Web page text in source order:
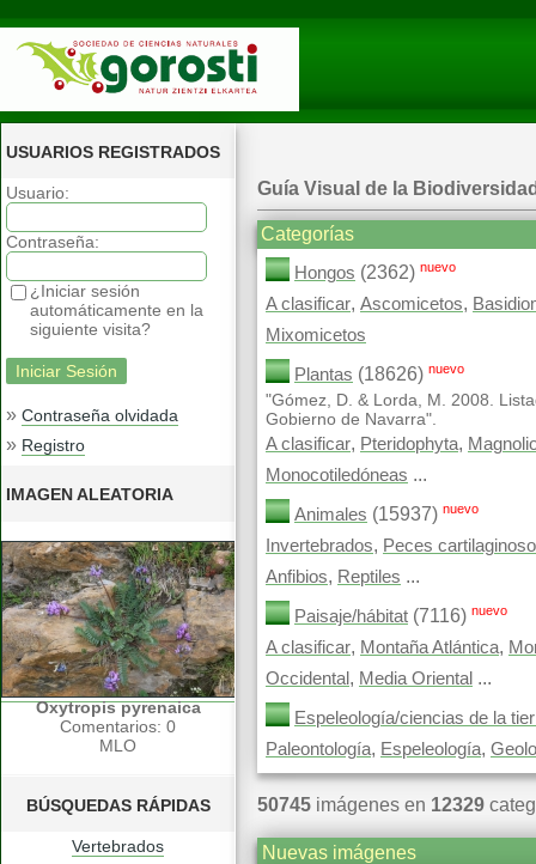
USUARIOS REGISTRADOS
Usuario:
Contraseña:
¿Iniciar sesión
automáticamente en la
siguiente visita?
» Contraseña olvidada
» Registro
IMAGEN ALEATORIA
Oxytropis pyrenaica
Comentarios: 0
MLO
BÚSQUEDAS RÁPIDAS
Vertebrados
Guía Visual de la
Categorías
Hongos (2362) nuevo
A clasificar, Ascomicetos,
Mixomicetos
Plantas (18626) nuevo
"Gómez, D. & Lorda, M. 2008.
Gobierno de Navarra".
A clasificar, Pteridophyta,
Monocotiledóneas ...
Animales (15937) nuevo
Invertebrados, Peces
Anfibios, Reptiles ...
Paisaje/hábitat (7116) nuevo
A clasificar, Montaña Atlántica,
Occidental , Media Oriental ...
Espeleología/ciencias de la
Paleontología, Espeleología,
50745 imágenes en 12329
Nuevas imágenes